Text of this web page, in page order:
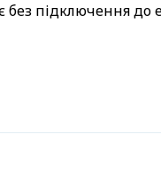
підключення до